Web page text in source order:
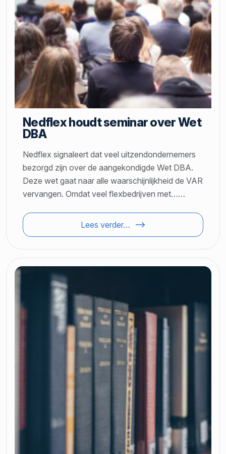
Nedflex houdt seminar over Wet
DBA
Nedflex signaleert dat veel uitzendondernemers
bezorgd zijn over de aangekondigde Wet DBA.
Deze wet gaat naar alle waarschijnlijkheid de VAR
vervangen. Omdat veel flexbedrijven met……
Lees verder…